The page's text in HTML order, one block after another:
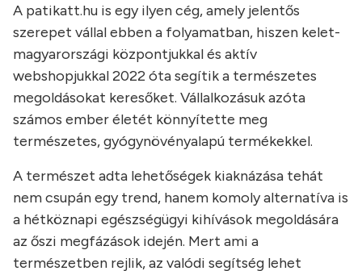
A patikatt.hu is egy ilyen cég, amely jelentős
szerepet vállal ebben a folyamatban, hiszen kelet-
magyarországi központjukkal és aktív
webshopjukkal 2022 óta segítik a természetes
megoldásokat keresőket. Vállalkozásuk azóta
számos ember életét könnyítette meg
természetes, gyógynövényalapú termékekkel.
A természet adta lehetőségek kiaknázása tehát
nem csupán egy trend, hanem komoly alternatíva is
a hétköznapi egészségügyi kihívások megoldására
az őszi megfázások idején. Mert ami a
természetben rejlik, az valódi segítség lehet